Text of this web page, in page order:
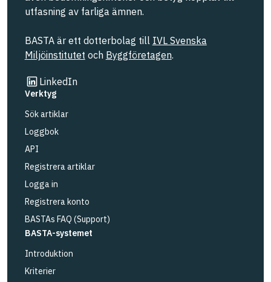
utfasning av farliga ämnen.
BASTA är ett dotterbolag till IVL Svenska
Miljöinstitutet och Byggföretagen.
LinkedIn
Länk till annan webbplats
Verktyg
Sök artiklar
Loggbok
API
Registrera artiklar
Logga in
Registrera konto
BASTAs FAQ (Support)
BASTA-systemet
Introduktion
Kriterier